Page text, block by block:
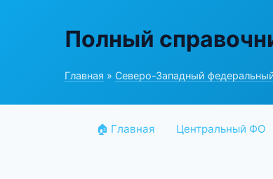
Полный
Главная » Северо-Западный
🏠 Главная Центральный ФО